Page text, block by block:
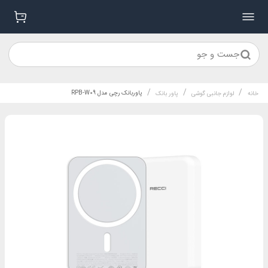
جست و جو
خانه / لوازم جانبی گوشی / پاور بانک / پاوربانک رچی مدل RPB-W09